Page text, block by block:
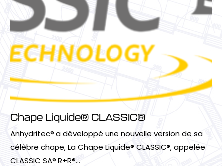
Chape Liquide® CLASSIC®
Anhydritec® a développé une nouvelle version de sa
célèbre chape, La Chape Liquide® CLASSIC®, appelée
CLASSIC SA® R+R®...